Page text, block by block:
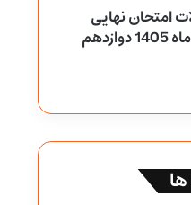
امتحان نهایی
فلسفه تیر ماه 1405 دوازدهم